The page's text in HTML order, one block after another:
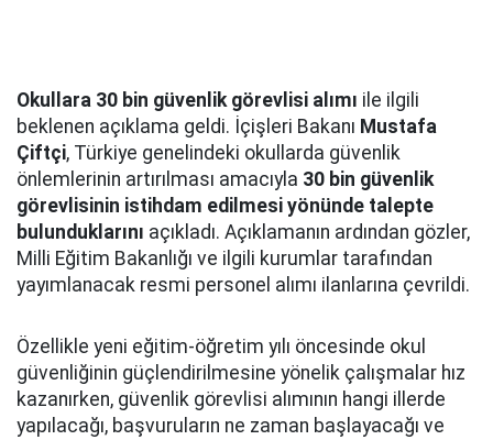
Okullara 30 bin güvenlik görevlisi alımı ile ilgili
beklenen açıklama geldi. İçişleri Bakanı Mustafa
Çiftçi, Türkiye genelindeki okullarda güvenlik
önlemlerinin artırılması amacıyla 30 bin güvenlik
görevlisinin istihdam edilmesi yönünde talepte
bulunduklarını açıkladı. Açıklamanın ardından gözler,
Milli Eğitim Bakanlığı ve ilgili kurumlar tarafından
yayımlanacak resmi personel alımı ilanlarına çevrildi.
Özellikle yeni eğitim-öğretim yılı öncesinde okul
güvenliğinin güçlendirilmesine yönelik çalışmalar hız
kazanırken, güvenlik görevlisi alımının hangi illerde
yapılacağı, başvuruların ne zaman başlayacağı ve